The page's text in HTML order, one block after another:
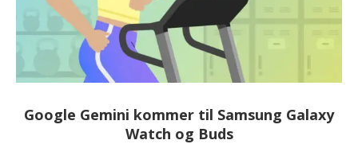
Google Gemini kommer til Samsung Galaxy
Watch og Buds